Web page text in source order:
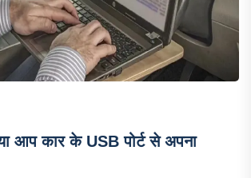
आप कार के USB पोर्ट से अपना